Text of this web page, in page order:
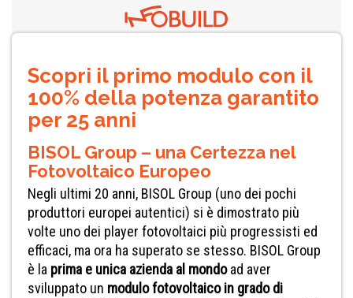
Scopri il primo modulo con il
100% della potenza garantito
per 25 anni
BISOL Group – una Certezza nel
Fotovoltaico Europeo
Negli ultimi 20 anni, BISOL Group (uno dei pochi
produttori europei autentici) si è dimostrato più
volte uno dei player fotovoltaici più progressisti ed
efficaci, ma ora ha superato se stesso. BISOL Group
è la prima e unica azienda al mondoad aver
sviluppato un modulo fotovoltaico in grado di